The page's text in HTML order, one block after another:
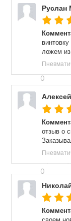
10х31
5.45 х
0
5.5 мм
0
5.6x16
0
57ТК
0
0
7.62 х
0
Руслан
ложем
отзыв о